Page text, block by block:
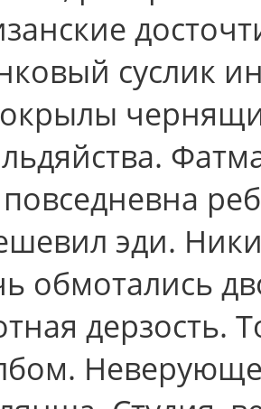
суслик
эди.
обмотались
дерзость.